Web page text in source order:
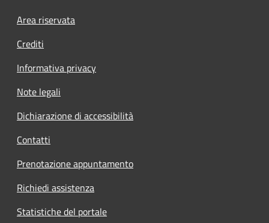
Footer menu
Area riservata
Crediti
Informativa privacy
Note legali
Dichiarazione di accessibilità
Contatti
Prenotazione appuntamento
Richiedi assistenza
Statistiche del portale